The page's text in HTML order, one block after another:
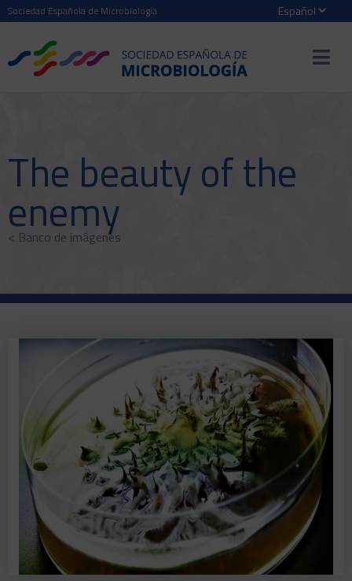
Sociedad Española de Microbiología
The beauty of the
enemy
< Banco de imágenes